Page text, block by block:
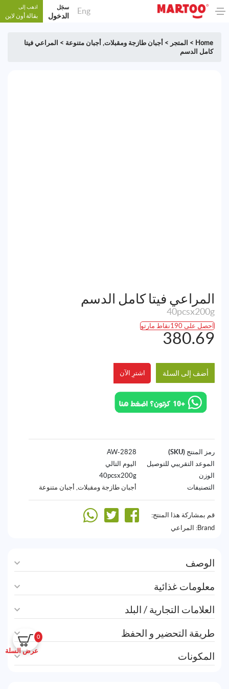
Eng سجَل
الدخول
اذهب إلى
بقالة أون لاين
0
عرض السلة
Home
> المتجر > أجبان طازجة ومقبلات, أجبان متنوعة > المراعي فيتا
كامل الدسم
المراعي فيتا كامل الدسم
40pcsx200g
احصل على 190نقاط مارتو
380.69
أضف إلى السلة اشترِ الآن
رمز المنتج (SKU)
2828-AW
الموعد التقريبي للتوصيل
اليوم التالي
الوزن
40pcsx200g
التصنيفات
أجبان طازجة ومقبلات, أجبان متنوعة
قم بمشاركة هذا المنتج:
Brand:
المراعي
الوصف
معلومات غذائية
العلامات التجارية / البلد
طريقة التحضير و الحفظ
المكونات